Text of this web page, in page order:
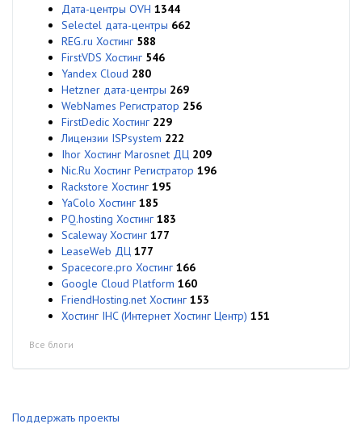
Дата-центры OVH 1344
Selectel дата-центры 662
REG.ru Хостинг 588
FirstVDS Хостинг 546
Yandex Cloud 280
Hetzner дата-центры 269
WebNames Регистратор 256
FirstDedic Хостинг 229
Лицензии ISPsystem 222
Ihor Хостинг Marosnet ДЦ 209
Nic.Ru Хостинг Регистратор 196
Rackstore Хостинг 195
YaColo Хостинг 185
PQ.hosting Хостинг 183
Scaleway Хостинг 177
LeaseWeb ДЦ 177
Spacecore.pro Хостинг 166
Google Cloud Platform 160
FriendHosting.net Хостинг 153
Хостинг IHC (Интернет Хостинг Центр) 151
Все блоги
Поддержать проекты